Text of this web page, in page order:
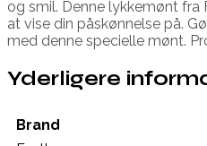
og smil. Denne lykkemønt fra
at vise din påskønnelse på.
med denne specielle mønt.
Yderligere
Brand